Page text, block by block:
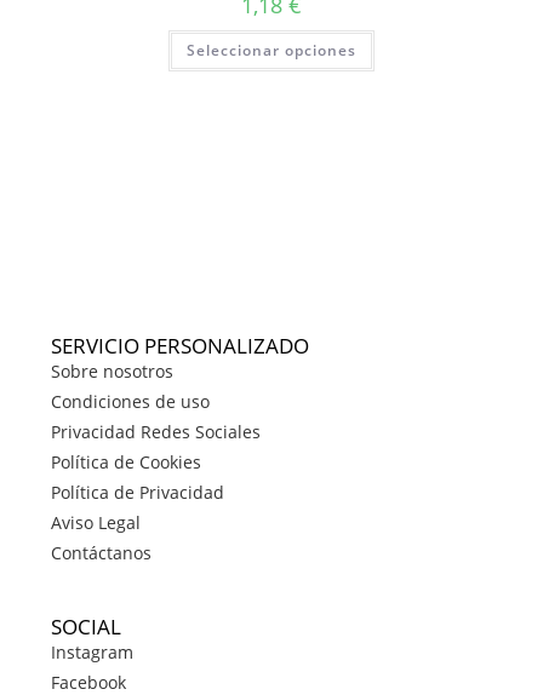
Seleccionar opciones
SERVICIO PERSONALIZADO
Sobre nosotros
Condiciones de uso
Privacidad Redes Sociales
Política de Cookies
Política de Privacidad
Aviso Legal
Contáctanos
SOCIAL
Instagram
Facebook